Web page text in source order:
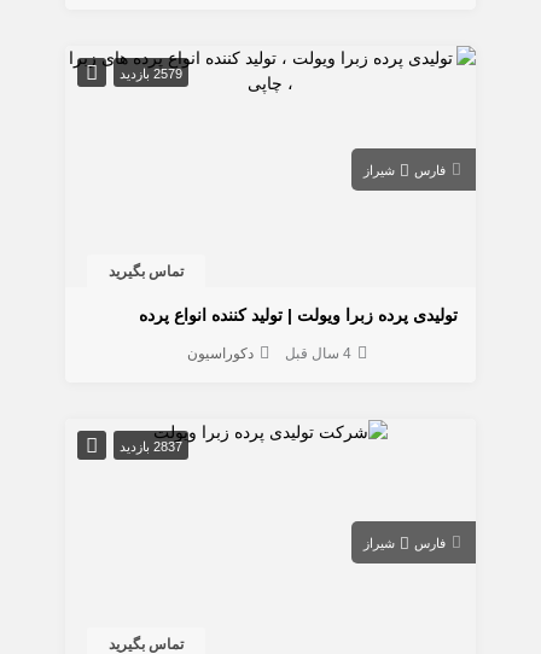
2579 بازدید
فارس شیراز
تماس بگیرید
تولیدی پرده زبرا ویولت | تولید کننده انواع پرده
4 سال قبل دکوراسیون
2837 بازدید
فارس شیراز
تماس بگیرید